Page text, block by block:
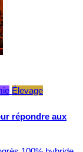
Élevage
répondre aux